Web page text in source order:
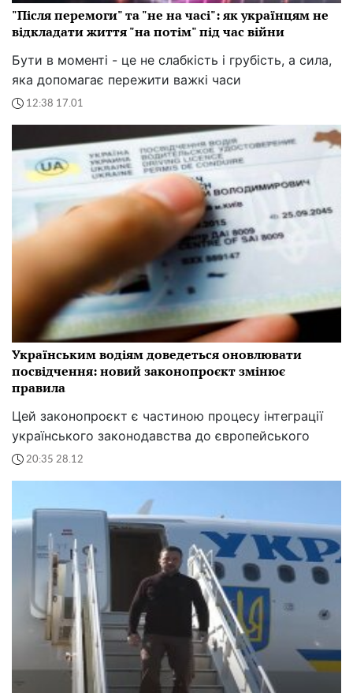
"Після перемоги" та "не на часі": як українцям не
відкладати життя "на потім" під час війни
Бути в моменті - це не слабкість і грубість, а сила,
яка допомагає пережити важкі часи
12:38 17.01
Українським водіям доведеться оновлювати
посвідчення: новий законопроєкт змінює
правила
Цей законопроєкт є частиною процесу інтеграції
українського законодавства до європейського
20:35 28.12